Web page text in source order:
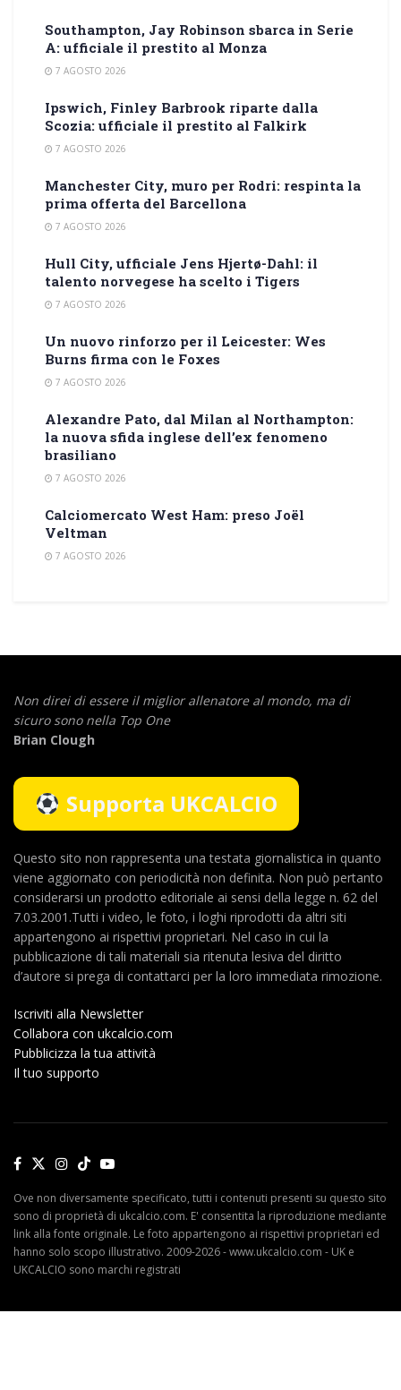
Southampton, Jay Robinson sbarca in Serie
A: ufficiale il prestito al Monza
7 AGOSTO 2026
Ipswich, Finley Barbrook riparte dalla
Scozia: ufficiale il prestito al Falkirk
7 AGOSTO 2026
Manchester City, muro per Rodri: respinta la
prima offerta del Barcellona
7 AGOSTO 2026
Hull City, ufficiale Jens Hjertø-Dahl: il
talento norvegese ha scelto i Tigers
7 AGOSTO 2026
Un nuovo rinforzo per il Leicester: Wes
Burns firma con le Foxes
7 AGOSTO 2026
Alexandre Pato, dal Milan al Northampton:
la nuova sfida inglese dell’ex fenomeno
brasiliano
7 AGOSTO 2026
Calciomercato West Ham: preso Joël
Veltman
7 AGOSTO 2026
Non direi di essere il miglior allenatore al mondo, ma di
sicuro sono nella Top One
Brian Clough
Supporta UKCALCIO
Questo sito non rappresenta una testata giornalistica in quanto
viene aggiornato con periodicità non definita. Non può pertanto
considerarsi un prodotto editoriale ai sensi della legge n. 62 del
7.03.2001.Tutti i video, le foto, i loghi riprodotti da altri siti
appartengono ai rispettivi proprietari. Nel caso in cui la
pubblicazione di tali materiali sia ritenuta lesiva del diritto
d’autore si prega di contattarci per la loro immediata rimozione.
Iscriviti alla Newsletter
Collabora con ukcalcio.com
Pubblicizza la tua attività
Il tuo supporto
Ove non diversamente specificato, tutti i contenuti presenti su questo sito
sono di proprietà di ukcalcio.com. E' consentita la riproduzione mediante
link alla fonte originale. Le foto appartengono ai rispettivi proprietari ed
hanno solo scopo illustrativo. 2009-2026 - www.ukcalcio.com - UK e
UKCALCIO sono marchi registrati